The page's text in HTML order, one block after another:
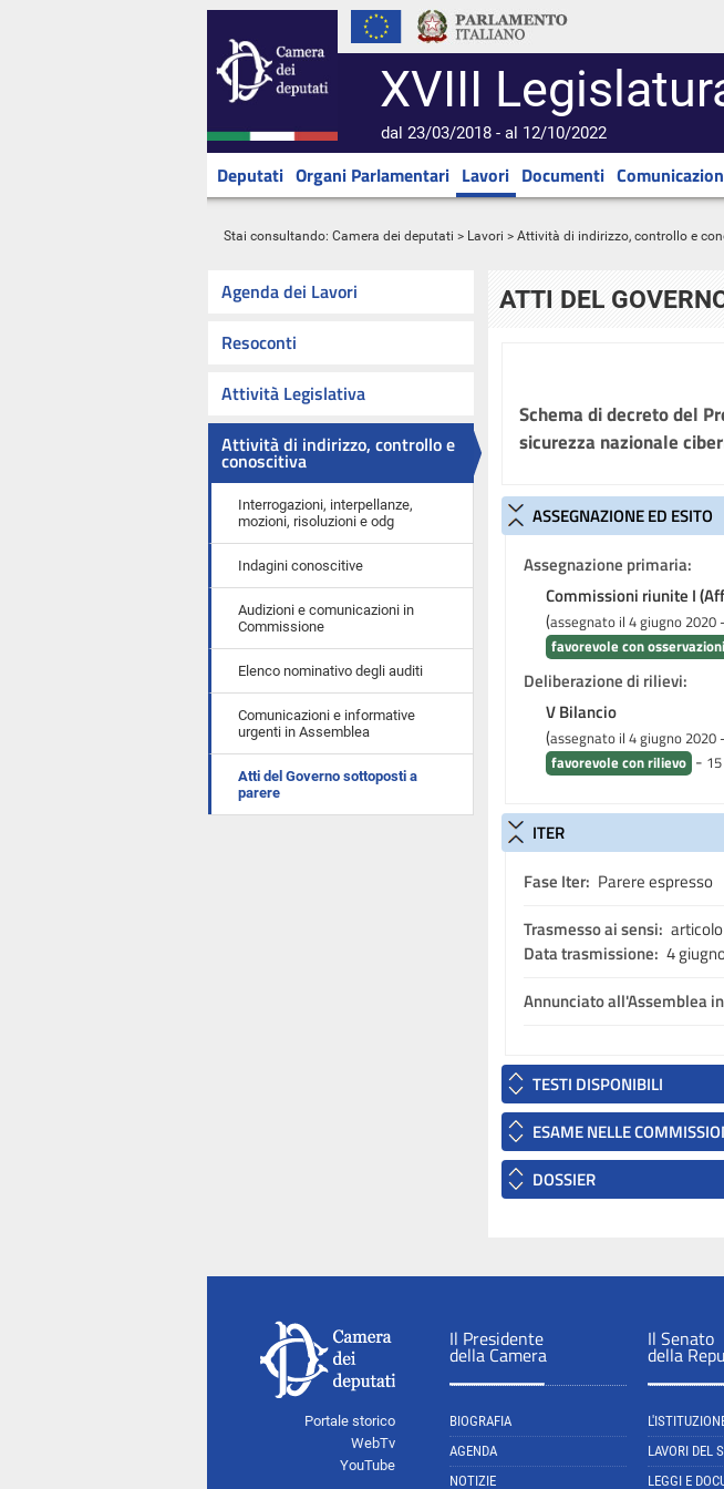
XVIII
dal 23/03/2018 - al 12/10/2022
Deputati Organi Parlamentari Lavori Documenti
Stai consultando: Camera dei deputati > Lavori > Attività di indirizzo, controllo e
Agenda dei Lavori
Resoconti
Attività Legislativa
Attività di indirizzo, controllo e
conoscitiva
Interrogazioni, interpellanze,
mozioni, risoluzioni e odg
Indagini conoscitive
Audizioni e comunicazioni in
Commissione
Elenco nominativo degli auditi
Comunicazioni e informative
urgenti in Assemblea
Atti del Governo sottoposti a
parere
ATTI DEL
Schema di decreto del
sicurezza nazionale
ASSEGNAZIONE ED ESITO
Assegnazione primaria:
Commissioni riunite I
(assegnato il 4 giugno
favorevole con osservazioni
Deliberazione di rilievi:
V Bilancio
(assegnato il 4 giugno
favorevole con rilievo -
ITER
Fase Iter: Parere espresso
Trasmesso ai sensi:
Data trasmissione: 4
Annunciato all'Assemblea
TESTI DISPONIBILI
ESAME NELLE
DOSSIER
Portale storico
WebTv
YouTube
Il Presidente
della Camera
BIOGRAFIA
AGENDA
NOTIZIE
Il Senato
della
LAVORI DEL
LEGGI E